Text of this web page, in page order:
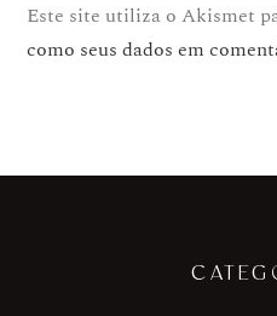
Este site utiliza o Akismet
como seus dados em